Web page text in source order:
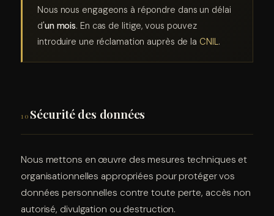
Nous nous engageons à répondre dans un délai
d'un mois. En cas de litige, vous pouvez
introduire une réclamation auprès de la CNIL.
10 Sécurité des données
Nous mettons en œuvre des mesures techniques et
organisationnelles appropriées pour protéger vos
données personnelles contre toute perte, accès non
autorisé, divulgation ou destruction.